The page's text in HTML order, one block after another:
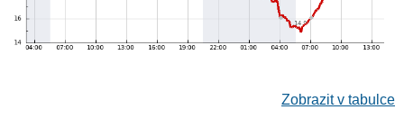
Zobrazit v tabulce